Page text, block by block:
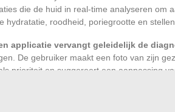
die de huid in real-time analyseren om
hydratatie, roodheid, poriegrootte en
applicatie vervangt geleidelijk de
De gebruiker maakt een foto van zijn
prioriteit en suggereert een aanpassing